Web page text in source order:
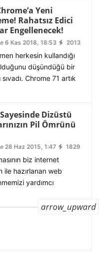
Yeni
Rahatsız Edici
Engellenecek!
6 Kas 2018, 18:53 2013
herkesin kullandığı
düşündüğü bir
Chrome 71 artık
Dizüstü
Pil Ömrünü
28 Haz 2015, 1:47 1829
biz internet
ile hazırlanan web
yardımcı
arrow_upward